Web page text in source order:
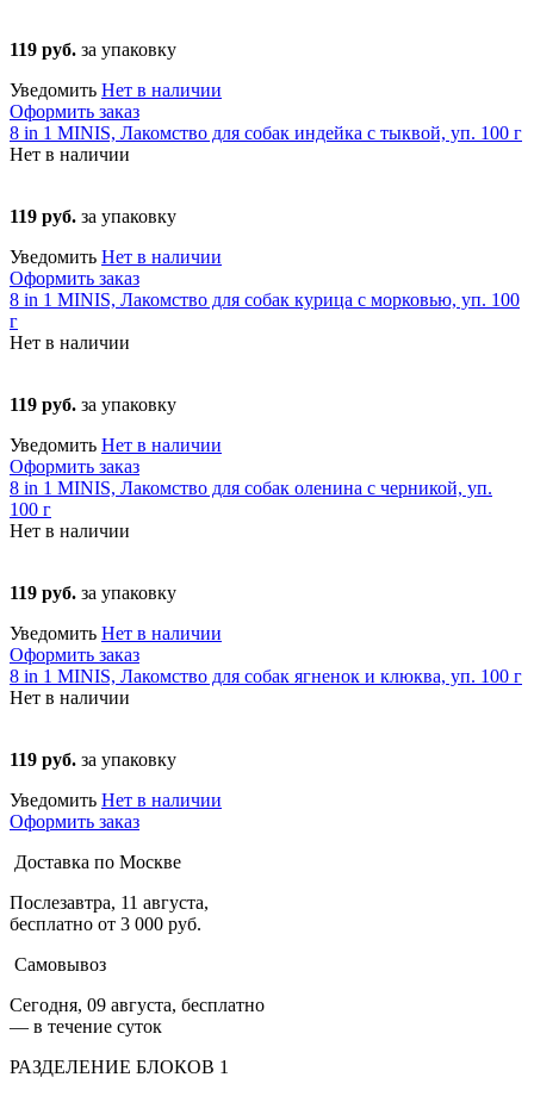
119 руб. за упаковку
Уведомить Нет в наличии
Оформить заказ
8 in 1 MINIS, Лакомство для собак индейка с тыквой, уп. 100 г
Нет в наличии
119 руб. за упаковку
Уведомить Нет в наличии
Оформить заказ
8 in 1 MINIS, Лакомство для собак курица с морковью, уп. 100
г
Нет в наличии
119 руб. за упаковку
Уведомить Нет в наличии
Оформить заказ
8 in 1 MINIS, Лакомство для собак оленина с черникой, уп.
100 г
Нет в наличии
119 руб. за упаковку
Уведомить Нет в наличии
Оформить заказ
8 in 1 MINIS, Лакомство для собак ягненок и клюква, уп. 100 г
Нет в наличии
119 руб. за упаковку
Уведомить Нет в наличии
Оформить заказ
Доставка по Москве
Послезавтра, 11 августа,
бесплатно от 3 000 руб.
Самовывоз
Сегодня, 09 августа, бесплатно
— в течение суток
РАЗДЕЛЕНИЕ БЛОКОВ 1